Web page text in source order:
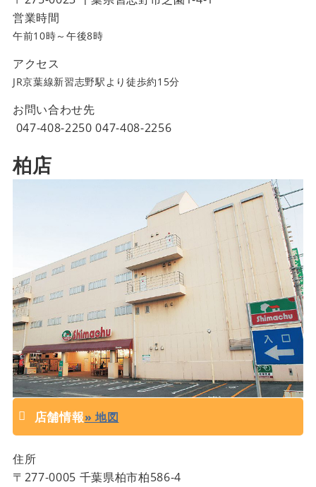
営業時間
午前10時～午後8時
アクセス
JR京葉線新習志野駅より徒歩約15分
お問い合わせ先
047-408-2250 047-408-2256
柏店
店舗情報» 地図
住所
〒 277-0005 千葉県柏市柏586-4